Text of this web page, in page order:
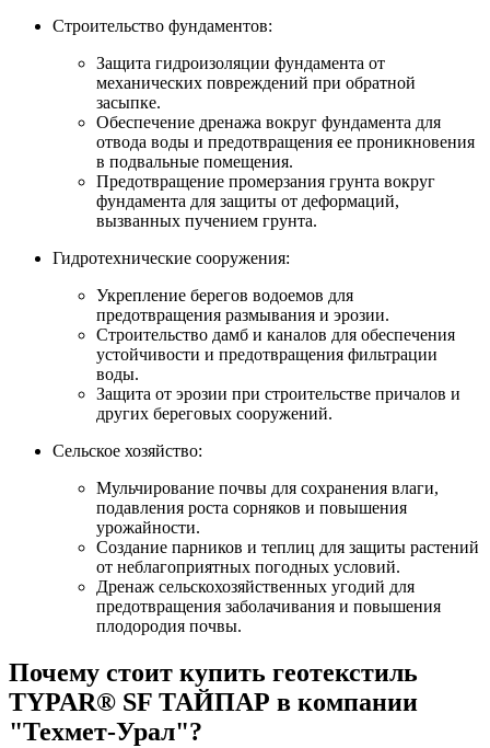
Строительство фундаментов:
Защита гидроизоляции фундамента от
механических повреждений при обратной
засыпке.
Обеспечение дренажа вокруг фундамента для
отвода воды и предотвращения ее проникновения
в подвальные помещения.
Предотвращение промерзания грунта вокруг
фундамента для защиты от деформаций,
вызванных пучением грунта.
Гидротехнические сооружения:
Укрепление берегов водоемов для
предотвращения размывания и эрозии.
Строительство дамб и каналов для обеспечения
устойчивости и предотвращения фильтрации
воды.
Защита от эрозии при строительстве причалов и
других береговых сооружений.
Сельское хозяйство:
Мульчирование почвы для сохранения влаги,
подавления роста сорняков и повышения
урожайности.
Создание парников и теплиц для защиты растений
от неблагоприятных погодных условий.
Дренаж сельскохозяйственных угодий для
предотвращения заболачивания и повышения
плодородия почвы.
Почему стоит купить геотекстиль
TYPAR® SF ТАЙПАР в компании
"Техмет-Урал"?